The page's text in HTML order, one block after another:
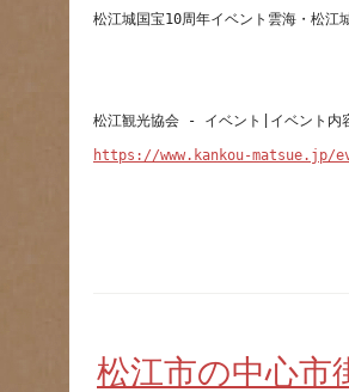
https://www.kankou-matsue.jp/
松江市の中心市